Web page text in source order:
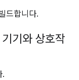
드합니다.
기와 상호작
.